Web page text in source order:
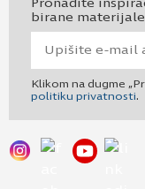
birane
Klikom na dugme
politiku privatnosti.